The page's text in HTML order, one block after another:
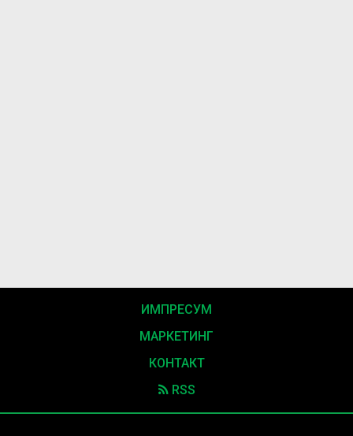
ИМПРЕСУМ
МАРКЕТИНГ
КОНТАКТ
RSS